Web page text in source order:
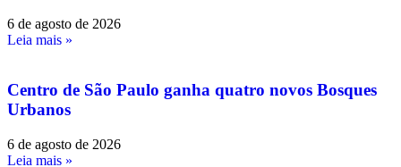
6 de agosto de 2026
Leia mais »
Centro de São Paulo ganha quatro novos Bosques
Urbanos
6 de agosto de 2026
Leia mais »